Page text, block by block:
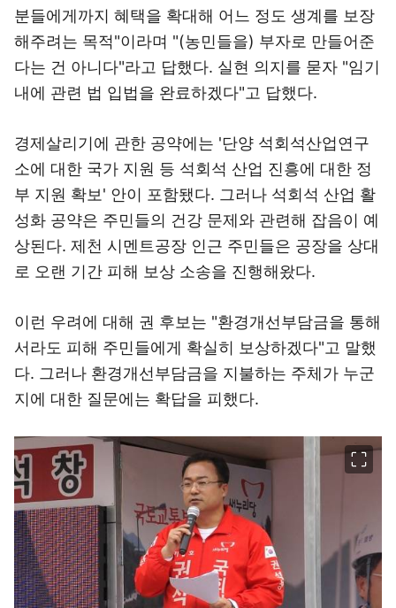
분들에게까지 혜택을 확대해 어느 정도 생계를 보장
해주려는 목적"이라며 "(농민들을) 부자로 만들어준
다는 건 아니다"라고 답했다. 실현 의지를 묻자 "임기
내에 관련 법 입법을 완료하겠다"고 답했다.
경제살리기에 관한 공약에는 '단양 석회석산업연구
소에 대한 국가 지원 등 석회석 산업 진흥에 대한 정
부 지원 확보' 안이 포함됐다. 그러나 석회석 산업 활
성화 공약은 주민들의 건강 문제와 관련해 잡음이 예
상된다. 제천 시멘트공장 인근 주민들은 공장을 상대
로 오랜 기간 피해 보상 소송을 진행해왔다.
이런 우려에 대해 권 후보는 "환경개선부담금을 통해
서라도 피해 주민들에게 확실히 보상하겠다"고 말했
다. 그러나 환경개선부담금을 지불하는 주체가 누군
지에 대한 질문에는 확답을 피했다.